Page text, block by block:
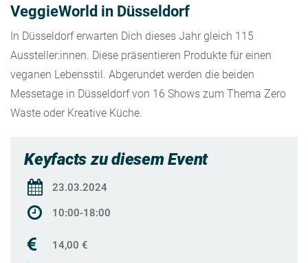
VeggieWorld in Düsseldorf
In Düsseldorf erwarten Dich dieses Jahr gleich 115
Aussteller:innen. Diese präsentieren Produkte für einen
veganen Lebensstil. Abgerundet werden die beiden
Messetage in Düsseldorf von 16 Shows zum Thema Zero
Waste oder Kreative Küche.
Keyfacts zu diesem Event
23.03.2024
10:00-18:00
14,00 €